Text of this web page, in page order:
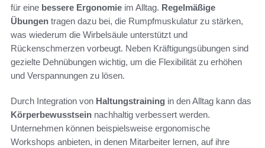
für eine bessere Ergonomie im Alltag. Regelmäßige
Übungen tragen dazu bei, die Rumpfmuskulatur zu stärken,
was wiederum die Wirbelsäule unterstützt und
Rückenschmerzen vorbeugt. Neben Kräftigungsübungen sind
gezielte Dehnübungen wichtig, um die Flexibilität zu erhöhen
und Verspannungen zu lösen.
Durch Integration von Haltungstraining in den Alltag kann das
Körperbewusstsein nachhaltig verbessert werden.
Unternehmen können beispielsweise ergonomische
Workshops anbieten, in denen Mitarbeiter lernen, auf ihre